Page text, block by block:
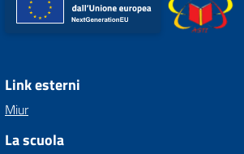
Link esterni
Miur
La scuola